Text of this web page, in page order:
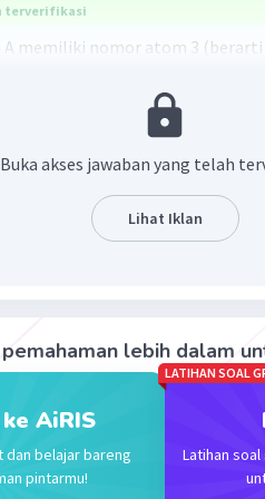
terverifikasi
A memiliki nomor atom 3 (berarti
senyawa yang terbentuk adalah
lithium (Li) kehilangan satu
fluorine (F) menerima satu
ion ini membentuk ikatan ionik
terbentuk adalah LiF.
2023 06:08
bantuannya kak jawab soal
60
Buka akses jawaban yang telah
Lihat Iklan
lebih dalam
AiRIS
dan belajar bareng
pintarmu!
LATIHAN SOAL
Latihan